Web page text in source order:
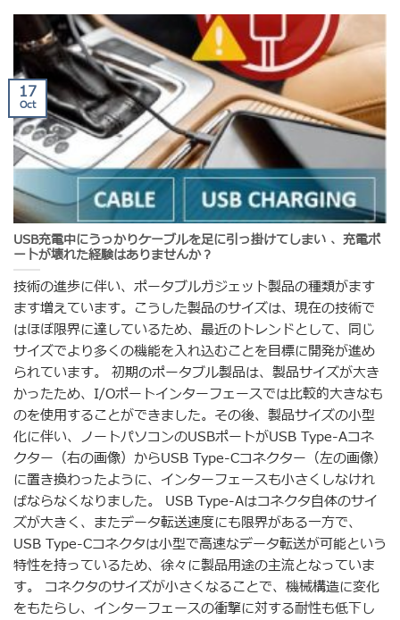
USB充電中にうっかりケーブルを足に引っ掛けてしまい 、充電ポ
ートが壊れた経験はありませんか？
技術の進歩に伴い、ポータブルガジェット製品の種類がます
ます増えています。こうした製品のサイズは、現在の技術で
はほぼ限界に達しているため、最近のトレンドとして、同じ
サイズでより多くの機能を入れ込むことを目標に開発が進め
られています。 初期のポータブル製品は、製品サイズが大き
かったため、I/Oポートインターフェースでは比較的大きなも
のを使用することができました。その後、製品サイズの小型
化に伴い、ノートパソコンのUSBポートがUSB Type-Aコネ
クター（右の画像）からUSB Type-Cコネクター（左の画像）
に置き換わったように、インターフェースも小さくしなけれ
ばならなくなりました。 USB Type-Aはコネクタ自体のサイ
ズが大きく、またデータ転送速度にも限界がある一方で、
USB Type-Cコネクタは小型で高速なデータ転送が可能という
特性を持っているため、徐々に製品用途の主流となっていま
す。 コネクタのサイズが小さくなることで、機械構造に変化
をもたらし、インターフェースの衝撃に対する耐性も低下し
17
Oct